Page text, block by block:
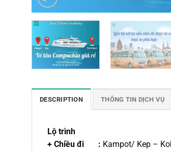
DESCRIPTION THÔNG TIN DỊCH VỤ
Lộ trình
+ Chiều đi : Kampot/ Kep –